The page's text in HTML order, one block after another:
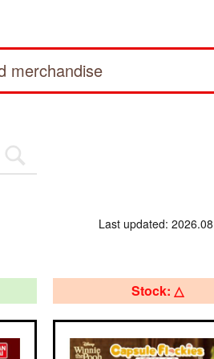
merchandise
Last updated:
Stock: △